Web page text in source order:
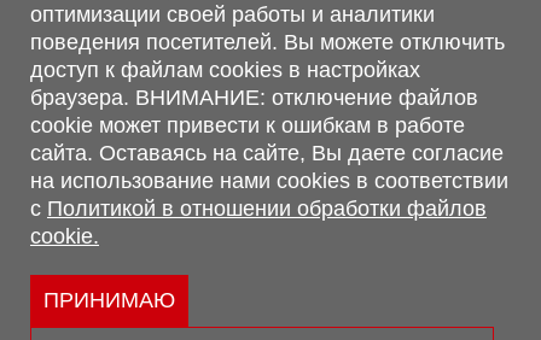
г. Минск, Минский р-н, п. Привольный, ул. Мира, 20А,
223062
г. Брест, ул. Лейтенанта Рябцева, 108 В, 224701
Обращаем Ваше внимание, что вся предоставленная на сайте
информация, касающаяся комплектаций, технических
характеристик, цветовых сочетаний, а также стоимости и
сервисного обслуживания носит информационный характер и
не является публичной офертой, определяемой п.2 ст.407
Гражданского кодекса Республики Беларусь.
Политика обработки персональных данных
Политикой в отношении обработки файлов cookie.
оптимизации своей работы и аналитики
поведения посетителей. Вы можете отключить
доступ к файлам cookies в настройках
браузера. ВНИМАНИЕ: отключение файлов
cookie может привести к ошибкам в работе
сайта. Оставаясь на сайте, Вы даете согласие
на использование нами cookies в соответствии
с Политикой в отношении обработки файлов
cookie.
ПРИНИМАЮ